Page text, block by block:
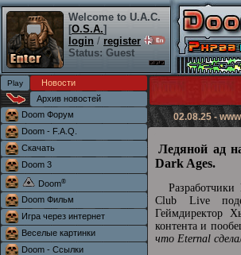
Welcome to U.A.C.
[O.S.A.]
login / register
Status: Guest
Новости
Архив новостей
Doom Форум
Doom - F.A.Q.
Скачать
Doom 3
Doom®
Doom Фильм
Игра через интернет
Веселые картинки
Doom - Ссылки
02.08.25 -
Ледяной ад
Dark Ages.
Club Live
Геймдиректор
контента и
что Eternal